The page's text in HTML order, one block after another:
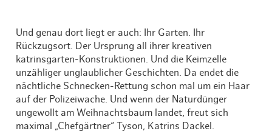
Und genau dort liegt er auch: Ihr Garten. Ihr
Rückzugsort. Der Ursprung all ihrer kreativen
katrinsgarten-Konstruktionen. Und die Keimzelle
unzähliger unglaublicher Geschichten. Da endet die
nächtliche Schnecken-Rettung schon mal um ein Haar
auf der Polizeiwache. Und wenn der Naturdünger
ungewollt am Weihnachtsbaum landet, freut sich
maximal „Chefgärtner“ Tyson, Katrins Dackel.